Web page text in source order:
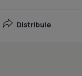
Distribuie